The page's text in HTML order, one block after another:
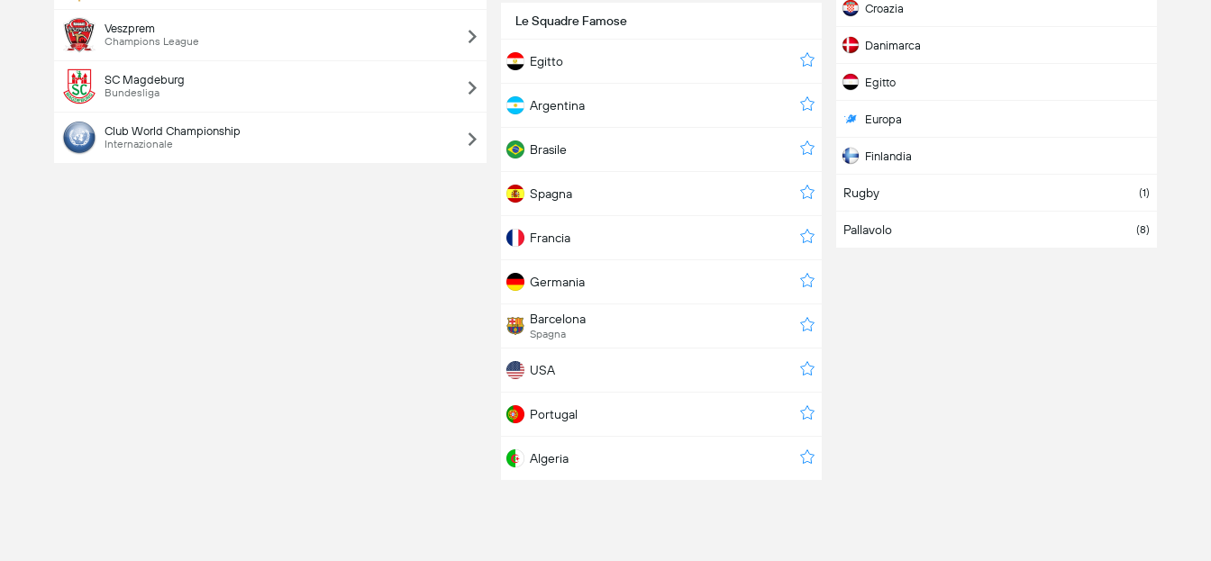
Veszprem
Champions League
SC Magdeburg
Bundesliga
Club World Championship
Internazionale
Croazia
Danimarca
Egitto
Europa
Finlandia
Francia
Galles
Rugby (1)
Pallavolo (8)
Le Squadre Famose
Egitto
Argentina
Brasile
Spagna
Francia
Germania
Barcelona
Spagna
USA
Portugal
Algeria